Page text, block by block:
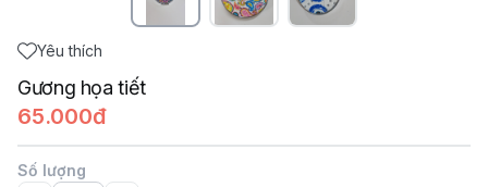
Yêu thích
Gương họa tiết
65.000đ
Số lượng